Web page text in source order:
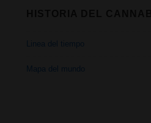
Linea del tiempo
Mapa del mundo